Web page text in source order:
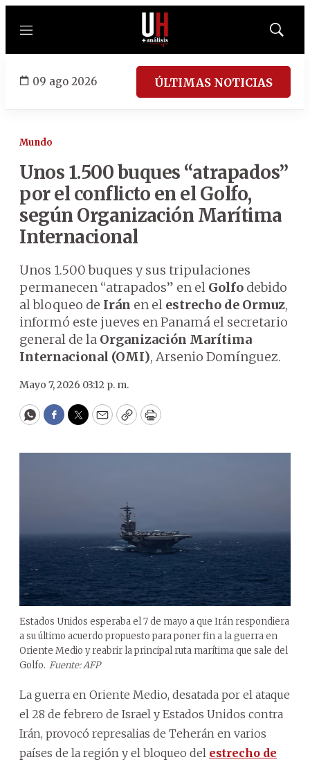
Menú
Mostrar
09 ago 2026 ÚLTIMAS NOTICIAS
Mundo
Unos 1.500 buques “atrapados”
por el conflicto en el Golfo,
según Organización Marítima
Internacional
Unos 1.500 buques y sus tripulaciones
permanecen “atrapados” en el Golfo debido
al bloqueo de Irán en el estrecho de Ormuz,
informó este jueves en Panamá el secretario
general de la Organización Marítima
Internacional (OMI), Arsenio Domínguez.
Mayo 7, 2026 03:12 p. m.
WhatsApp
Facebook
Twitter
EmailCopyPrint
Estados Unidos esperaba el 7 de mayo a que Irán respondiera
a su último acuerdo propuesto para poner fin a la guerra en
Oriente Medio y reabrir la principal ruta marítima que sale del
Golfo. Fuente: AFP
La guerra en Oriente Medio, desatada por el ataque
el 28 de febrero de Israel y Estados Unidos contra
Irán, provocó represalias de Teherán en varios
países de la región y el bloqueo del estrecho de